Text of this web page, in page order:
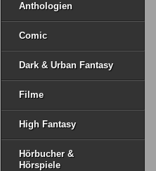
Anthologien
Comic
Dark & Urban Fantasy
Filme
High Fantasy
Hörbucher &
Hörspiele